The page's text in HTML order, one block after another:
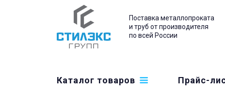
Поставка металлопроката
и труб от производителя
по всей России
Каталог товаров Прайс-